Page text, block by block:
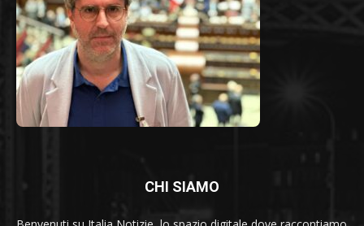
CHI SIAMO